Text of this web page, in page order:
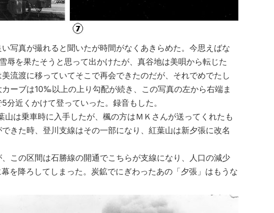
写真が撮れると聞いたが時間がなくあきらめた。今思えばな
を果たそうと思って出かけたが、真谷地は美唄から転じた
渡に移っていてそこで再会できたのだが、それでめでたし
ーブは10‰以上の上り勾配が続き、この写真の左から右端ま
近くかけて登っていった。録音もした。
は乗車時に入手したが、楓の方はＭＫさんが送ってくれたも
きた時、登川支線はその一部になり、紅葉山は新夕張に改名
この区間は石勝線の開通でこちらが支線になり、人口の減少
を降ろしてしまった。炭鉱でにぎわったあの「夕張」はもうな